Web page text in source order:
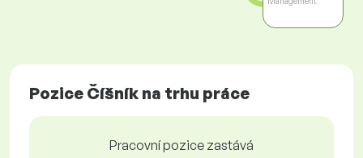
Pozice Číšník na trhu práce
Pracovní pozice zastává